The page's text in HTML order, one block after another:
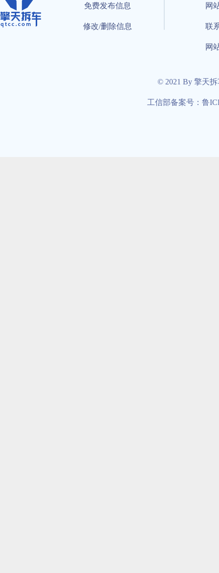
免费发布信息
修改/删除信息
网
联
网
© 2021 By 擎天
工信部备案号：鲁